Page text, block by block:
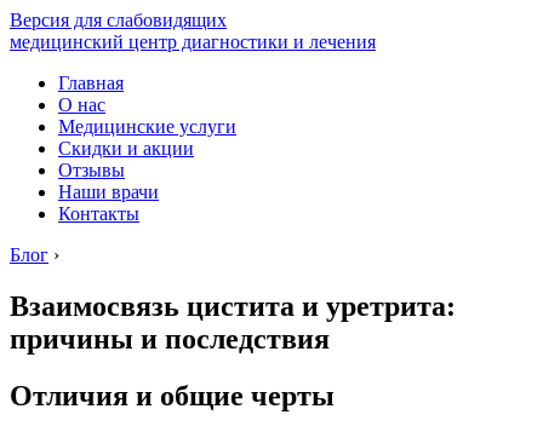
Версия для слабовидящих
медицинский центр диагностики и лечения
Главная
О нас
Медицинские услуги
Скидки и акции
Отзывы
Наши врачи
Контакты
Блог ›
Взаимосвязь цистита и уретрита:
причины и последствия
Отличия и общие черты